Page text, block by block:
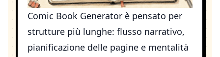
Comic Book Generator è pensato per
strutture più lunghe: flusso narrativo,
pianificazione delle pagine e mentalità